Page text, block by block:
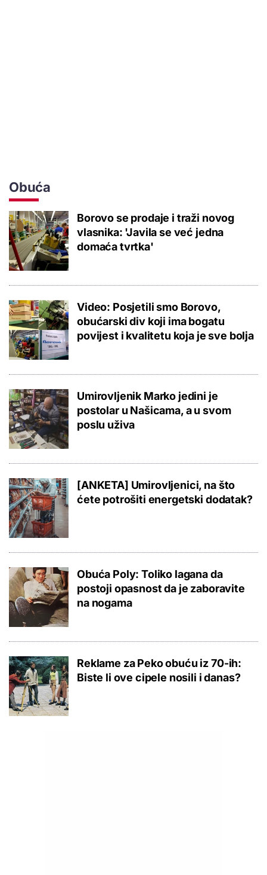
Obuća
Borovo se prodaje i traži novog
vlasnika: 'Javila se već jedna
domaća tvrtka'
Video: Posjetili smo Borovo,
obućarski div koji ima bogatu
povijest i kvalitetu koja je sve bolja
Umirovljenik Marko jedini je
postolar u Našicama, a u svom
poslu uživa
[ANKETA] Umirovljenici, na što
ćete potrošiti energetski dodatak?
Obuća Poly: Toliko lagana da
postoji opasnost da je zaboravite
na nogama
Reklame za Peko obuću iz 70-ih:
Biste li ove cipele nosili i danas?